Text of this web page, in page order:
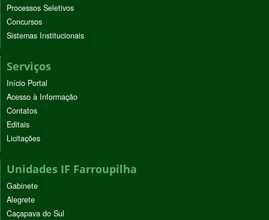
Processos Seletivos
Concursos
Sistemas Institucionais
Serviços
Início Portal
Acesso à Informação
Contatos
Editais
Licitações
Unidades IF Farroupilha
Gabinete
Alegrete
Caçapava do Sul